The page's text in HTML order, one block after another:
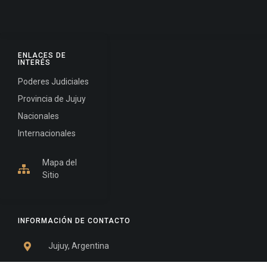
INFORMACIÓN DE CONTACTO
Jujuy, Argentina
ENLACES DE
INTERÉS
Poderes Judiciales
Provincia de Jujuy
Nacionales
Internacionales
Mapa del
Sitio